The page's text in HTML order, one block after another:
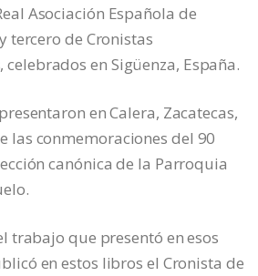
Asociación Española de
tercero de Cronistas
en Sigüenza, España.
en Calera, Zacatecas,
las conmemoraciones del 90
canónica de la Parroquia
trabajo que presentó en esos
en estos libros el Cronista de